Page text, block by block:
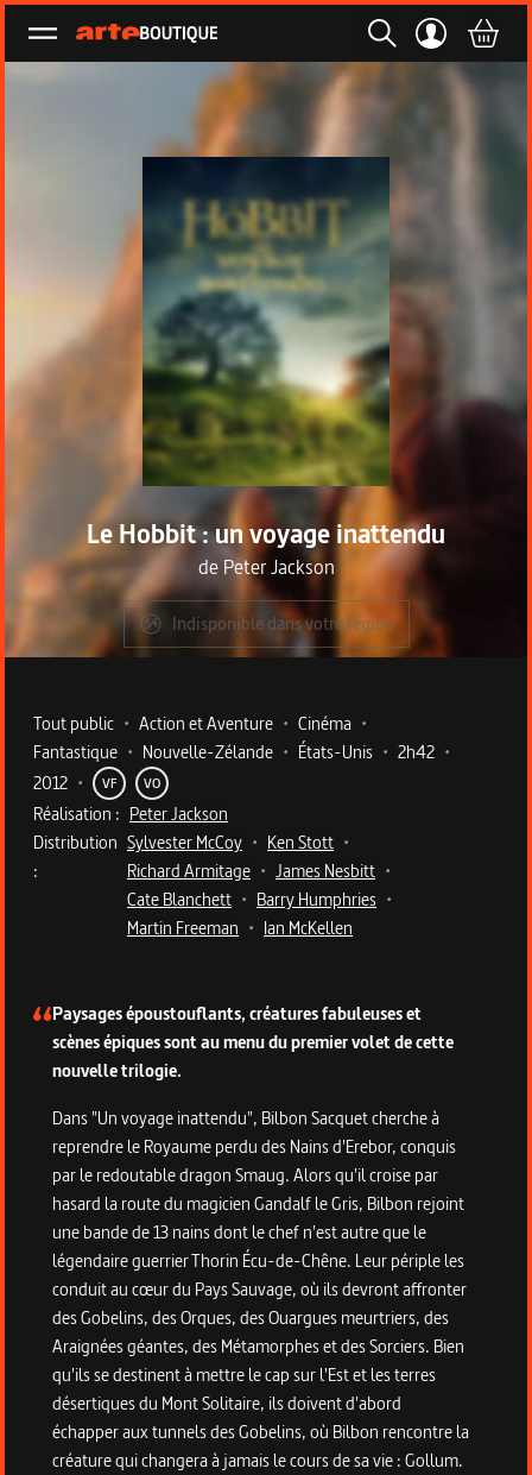
Ouvrir le menu
Le Hobbit : un voyage inattendu
de Peter Jackson
Indisponible dans votre région
Metadata du programme
Tout public • Action et Aventure • Cinéma •
Fantastique • Nouvelle-Zélande • États-Unis • 2h42 •
2012 • VF VO
Réalisation : Peter Jackson
Distribution
:
Sylvester McCoy • Ken Stott •
Richard Armitage • James Nesbitt •
Cate Blanchett • Barry Humphries •
Martin Freeman • Ian McKellen
Paysages époustouflants, créatures fabuleuses et
scènes épiques sont au menu du premier volet de cette
nouvelle trilogie.
Dans "Un voyage inattendu", Bilbon Sacquet cherche à
reprendre le Royaume perdu des Nains d'Erebor, conquis
par le redoutable dragon Smaug. Alors qu'il croise par
hasard la route du magicien Gandalf le Gris, Bilbon rejoint
une bande de 13 nains dont le chef n'est autre que le
légendaire guerrier Thorin Écu-de-Chêne. Leur périple les
conduit au cœur du Pays Sauvage, où ils devront affronter
des Gobelins, des Orques, des Ouargues meurtriers, des
Araignées géantes, des Métamorphes et des Sorciers. Bien
qu'ils se destinent à mettre le cap sur l'Est et les terres
désertiques du Mont Solitaire, ils doivent d'abord
échapper aux tunnels des Gobelins, où Bilbon rencontre la
créature qui changera à jamais le cours de sa vie : Gollum.